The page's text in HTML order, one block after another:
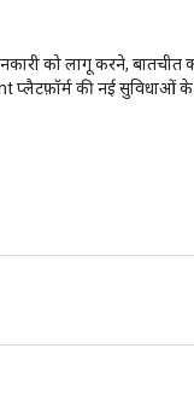
को लागू करने, बातचीत को
की नई सुविधाओं के